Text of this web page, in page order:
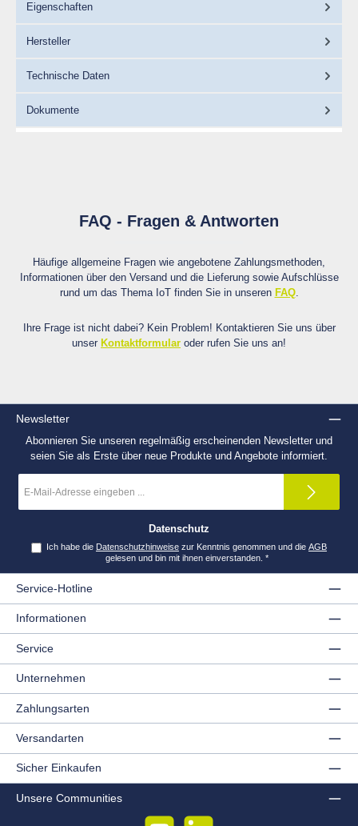
Eigenschaften
Hersteller
Technische Daten
Dokumente
FAQ - Fragen & Antworten
Häufige allgemeine Fragen wie angebotene Zahlungsmethoden,
Informationen über den Versand und die Lieferung sowie Aufschlüsse
rund um das Thema IoT finden Sie in unseren FAQ.
Ihre Frage ist nicht dabei? Kein Problem! Kontaktieren Sie uns über
unser Kontaktformular oder rufen Sie uns an!
Newsletter
Abonnieren Sie unseren regelmäßig erscheinenden Newsletter und
seien Sie als Erste über neue Produkte und Angebote informiert.
Mail-
*
Datenschutz
Ich habe die Datenschutzhinweisezur Kenntnis genommen und die AGB
gelesen und bin mit ihnen einverstanden. *
Service-Hotline
Informationen
Service
Unternehmen
Zahlungsarten
Versandarten
Sicher Einkaufen
Unsere Communities